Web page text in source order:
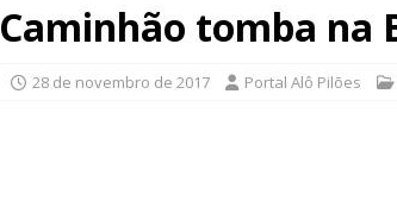
Caminhão tomba na
28 de novembro de 2017 Portal Alô Pilões